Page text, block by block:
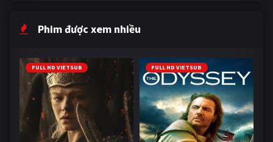
Phim được xem nhiều
FULL HD VIETSUB FULL HD VIETSUB